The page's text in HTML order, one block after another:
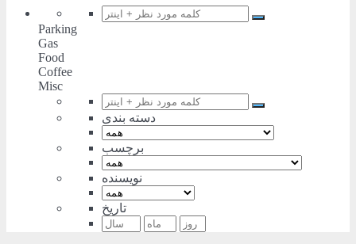
Parking
Gas
Food
Coffee
Misc
دسته بندی
برچسب
نویسنده
تاریخ